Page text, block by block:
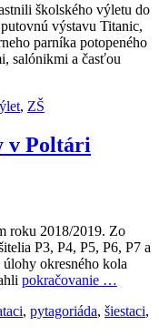
školského výletu do
výstavu Titanic,
parníka potopeného
salónikmi a časťou
, ZŠ
v Poltári
roku 2018/2019. Zo
P3, P4, P5, P6, P7 a
okresného kola
pokračovanie …
, pytagoriáda, šiestaci,